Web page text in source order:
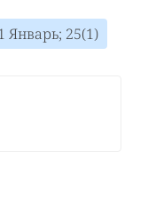
Январь; 25(1)